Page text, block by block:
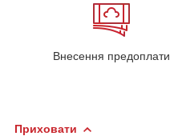
Внесення предоплати
Приховати